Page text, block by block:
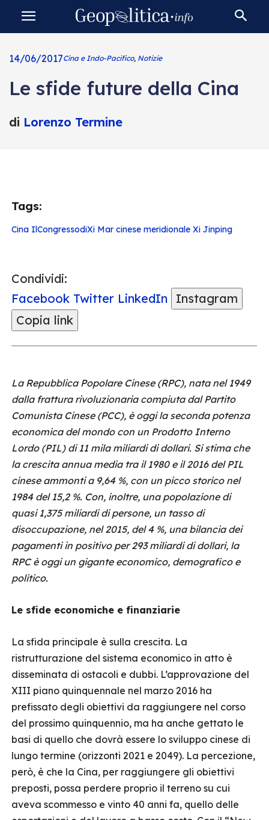
14/06/2017Cina e Indo-Pacifico, Notizie
Le sfide future della Cina
di Lorenzo Termine
Tags:
Cina IlCongressodiXi Mar cinese meridionale Xi Jinping
Condividi:
Facebook Twitter LinkedIn
Instagram
Copia link
La Repubblica Popolare Cinese (RPC), nata nel 1949
dalla frattura rivoluzionaria compiuta dal Partito
Comunista Cinese (PCC), è oggi la seconda potenza
economica del mondo con un Prodotto Interno
Lordo (PIL) di 11 mila miliardi di dollari. Si stima che
la crescita annua media tra il 1980 e il 2016 del PIL
cinese ammonti a 9,64 %, con un picco storico nel
1984 del 15,2 %. Con, inoltre, una popolazione di
quasi 1,375 miliardi di persone, un tasso di
disoccupazione, nel 2015, del 4 %, una bilancia dei
pagamenti in positivo per 293 miliardi di dollari, la
RPC è oggi un gigante economico, demografico e
politico.
Le sfide economiche e finanziarie
La sfida principale è sulla crescita. La
ristrutturazione del sistema economico in atto è
disseminata di ostacoli e dubbi. L’approvazione del
XIII piano quinquennale nel marzo 2016 ha
prefissato degli obiettivi da raggiungere nel corso
del prossimo quinquennio, ma ha anche gettato le
basi di quello che dovrà essere lo sviluppo cinese di
lungo termine (orizzonti 2021 e 2049). La percezione,
però, è che la Cina, per raggiungere gli obiettivi
preposti, possa perdere proprio il terreno su cui
aveva scommesso e vinto 40 anni fa, quello delle